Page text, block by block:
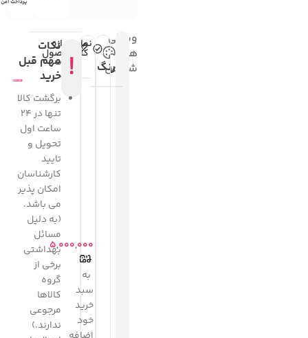
ویژگی
های
شاخص
رنگ مشکی
نمایش
کامل
اندازه
محصول
۵,۰۰۰,۰۰۰
به
سبد
خرید
خود
!
نکات
مهم قبل
خرید
برگشت کالا
تنها در 24
ساعت اول
تحویل و
تایید
کارشناسان
امکان پذیر
می باشد.
(به دلیل
مسائل
بهداشتی
برخی از
گروه
کالاها
مرجوعی
ندارند.)